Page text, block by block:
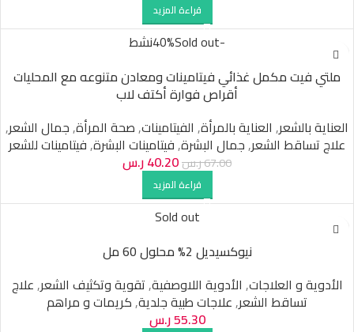
قراءة المزيد
-40%
Sold out
نشط
ملتي فيت مكمل غذائي فيتامينات ومعادن متنوعه مع المحليات
أقراص فوارة أكتف لاب
العناية بالشعر, العناية بالمرأة, الفيتامينات,صحة المرأة,جمال الشعر,
علاج تساقط الشعر,جمال البشرة,فيتامينات البشرة,فيتامينات للشعر
67.00ر.س40.20ر.س
قراءة المزيد
Sold out
نيوكسيديل 2% محلول 60 مل
الأدوية و العلاجات, الأدوية اللاوصفية,تقوية وتكثيف الشعر,علاج
تساقط الشعر,علاجات طبية جلدية,كريمات و مراهم
55.30ر.س